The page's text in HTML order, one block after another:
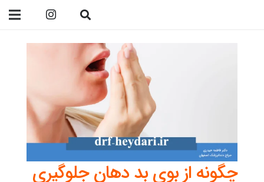
چگونه از بوی بد دهان جلوگیری